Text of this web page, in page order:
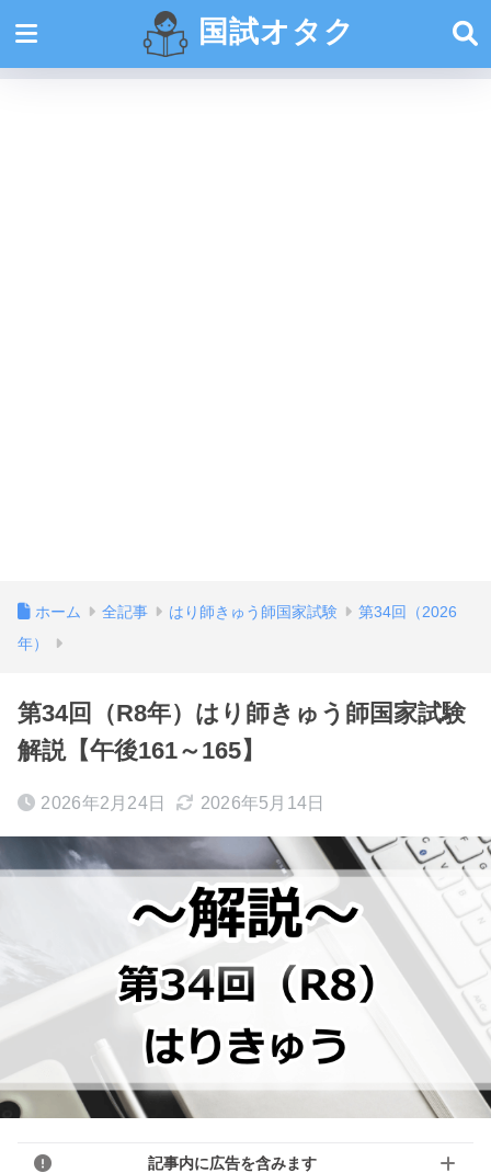
国試オタク
ホーム 全記事 はり師きゅう師国家試験
第34回（2026
年）
第34回（R8年）はり師きゅう師国家試験
解説【午後161～165】
2026年2月24日 2026年5月14日
記事内に広告を含みます